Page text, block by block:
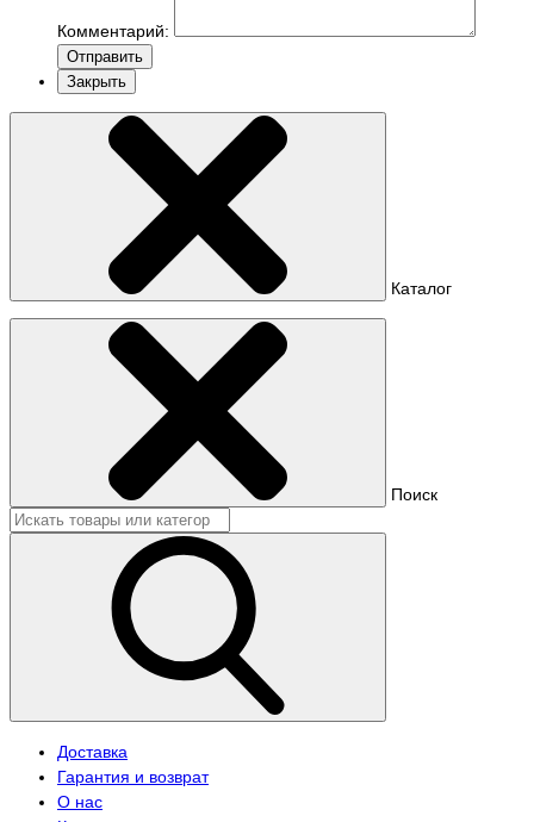
Комментарий:
Отправить
Закрыть
Каталог
Поиск
Доставка
Гарантия и возврат
О нас